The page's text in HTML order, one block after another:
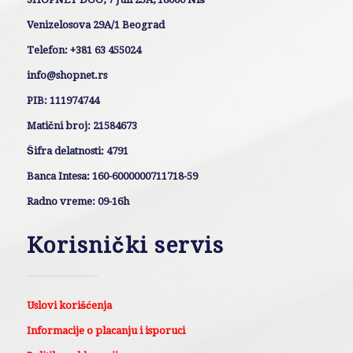
Venizelosova 29A/1 Beograd
Telefon: +381 63 455024
info@shopnet.rs
PIB: 111974744
Matični broj: 21584673
Šifra delatnosti: 4791
Banca Intesa: 160-6000000711718-59
Radno vreme: 09-16h
Korisnički servis
Uslovi korišćenja
Informacije o placanju i isporuci